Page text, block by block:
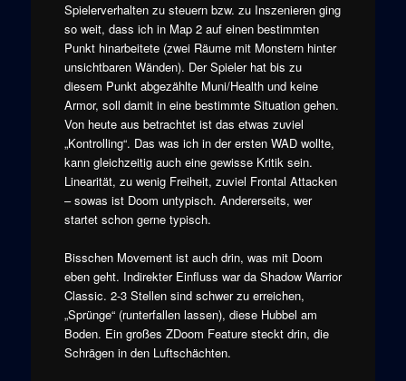
Spielerverhalten zu steuern bzw. zu Inszenieren ging
so weit, dass ich in Map 2 auf einen bestimmten
Punkt hinarbeitete (zwei Räume mit Monstern hinter
unsichtbaren Wänden). Der Spieler hat bis zu
diesem Punkt abgezählte Muni/Health und keine
Armor, soll damit in eine bestimmte Situation gehen.
Von heute aus betrachtet ist das etwas zuviel
„Kontrolling“. Das was ich in der ersten WAD wollte,
kann gleichzeitig auch eine gewisse Kritik sein.
Linearität, zu wenig Freiheit, zuviel Frontal Attacken
– sowas ist Doom untypisch. Andererseits, wer
startet schon gerne typisch.
Bisschen Movement ist auch drin, was mit Doom
eben geht. Indirekter Einfluss war da Shadow Warrior
Classic. 2-3 Stellen sind schwer zu erreichen,
„Sprünge“ (runterfallen lassen), diese Hubbel am
Boden. Ein großes ZDoom Feature steckt drin, die
Schrägen in den Luftschächten.